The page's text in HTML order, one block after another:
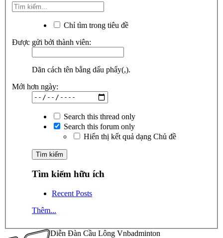
Chỉ tìm trong tiêu đề
Được gửi bởi thành viên:
Dãn cách tên bằng dấu phẩy(,).
Mới hơn ngày:
Search this thread only
Search this forum only
Hiển thị kết quả dạng Chủ đề
Tìm kiếm hữu ích
Recent Posts
Thêm...
Diễn Đàn Cầu Lông Vnbadminton